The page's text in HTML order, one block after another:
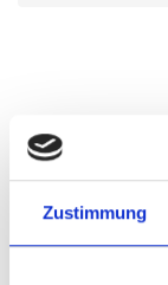
Zustimmung
DER